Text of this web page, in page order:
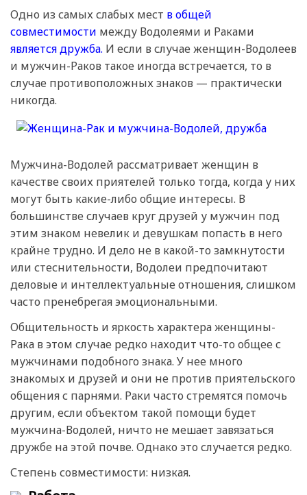
Одно из самых слабых мест в общей
совместимости между Водолеями и Раками
является дружба. И если в случае женщин-Водолеев
и мужчин-Раков такое иногда встречается, то в
случае противоположных знаков — практически
никогда.
Мужчина-Водолей рассматривает женщин в
качестве своих приятелей только тогда, когда у них
могут быть какие-либо общие интересы. В
большинстве случаев круг друзей у мужчин под
этим знаком невелик и девушкам попасть в него
крайне трудно. И дело не в какой-то замкнутости
или стеснительности, Водолеи предпочитают
деловые и интеллектуальные отношения, слишком
часто пренебрегая эмоциональными.
Общительность и яркость характера женщины-
Рака в этом случае редко находит что-то общее с
мужчинами подобного знака. У нее много
знакомых и друзей и они не против приятельского
общения с парнями. Раки часто стремятся помочь
другим, если объектом такой помощи будет
мужчина-Водолей, ничто не мешает завязаться
дружбе на этой почве. Однако это случается редко.
Степень совместимости: низкая.